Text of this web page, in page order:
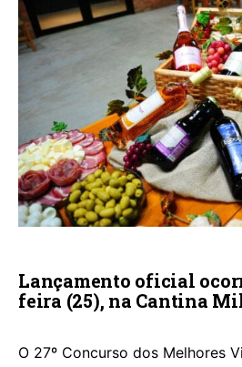
Lançamento oficial
feira (25), na Cantina
O 27º Concurso dos Melhores